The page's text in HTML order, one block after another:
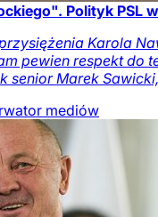
Polityk PSL
Karola
pewien respekt do
senior Marek Sawicki,
mediów